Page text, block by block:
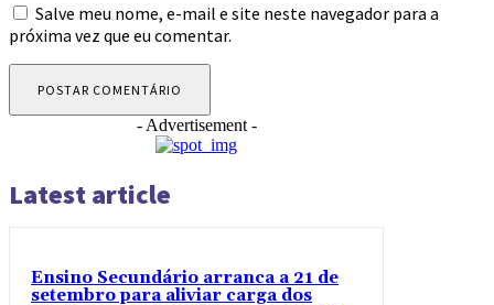
Salve meu nome, e-mail e site neste navegador para a
próxima vez que eu comentar.
- Advertisement -
Latest article
Ensino Secundário arranca a 21 de
setembro para aliviar carga dos